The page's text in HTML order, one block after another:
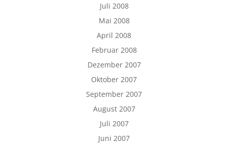
Juli 2008
Mai 2008
April 2008
Februar 2008
Dezember 2007
Oktober 2007
September 2007
August 2007
Juli 2007
Juni 2007